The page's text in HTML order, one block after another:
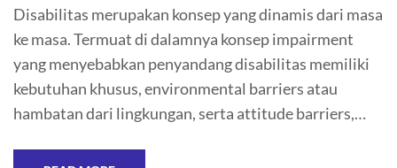
Disabilitas merupakan konsep yang dinamis dari masa
ke masa. Termuat di dalamnya konsep impairment
yang menyebabkan penyandang disabilitas memiliki
kebutuhan khusus, environmental barriers atau
hambatan dari lingkungan, serta attitude barriers,…